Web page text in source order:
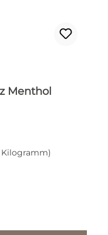
Menthol
Kilogramm)